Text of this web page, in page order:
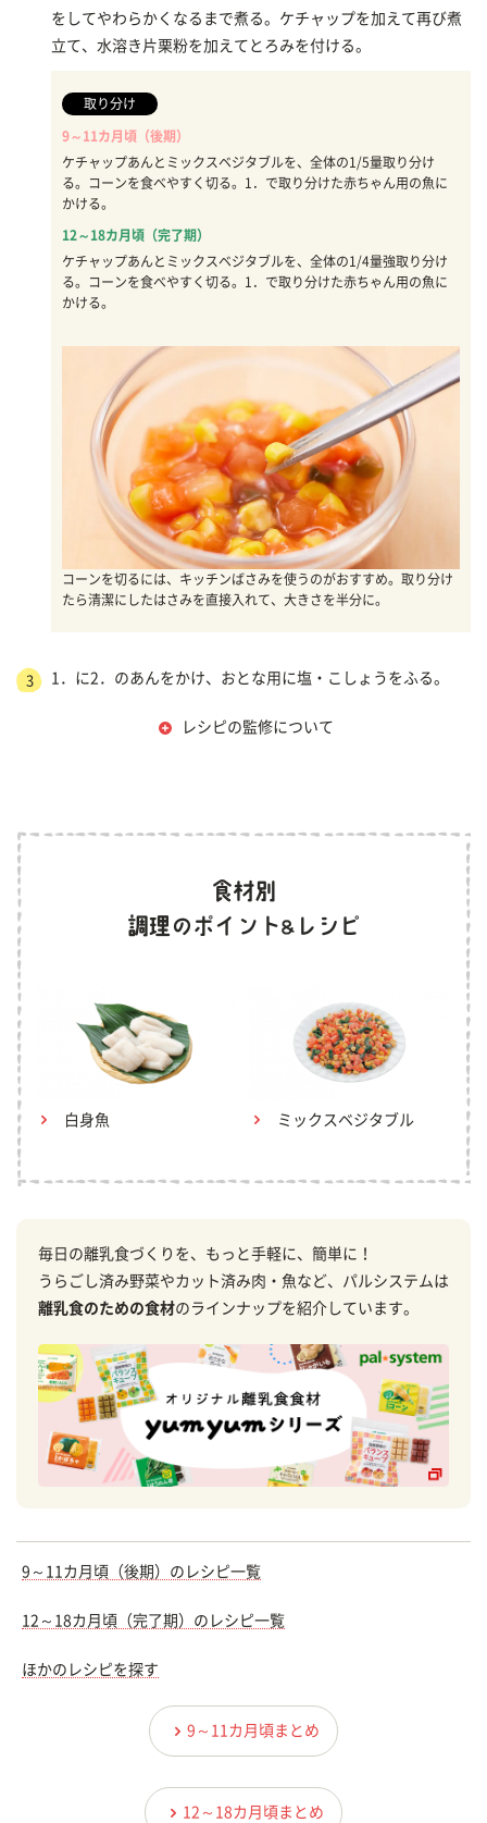
をしてやわらかくなるまで煮る。ケチャップを加えて再び煮
立て、水溶き片栗粉を加えてとろみを付ける。
取り分け
9～11カ月頃（後期）
ケチャップあんとミックスベジタブルを、全体の1/5量取り分け
る。コーンを食べやすく切る。1．で取り分けた赤ちゃん用の魚に
かける。
12～18カ月頃（完了期）
ケチャップあんとミックスベジタブルを、全体の1/4量強取り分け
る。コーンを食べやすく切る。1．で取り分けた赤ちゃん用の魚に
かける。
コーンを切るには、キッチンばさみを使うのがおすすめ。取り分け
たら清潔にしたはさみを直接入れて、大きさを半分に。
3 1．に2．のあんをかけ、おとな用に塩・こしょうをふる。
レシピの監修について
白身魚 ミックスベジタブル
毎日の離乳食づくりを、もっと手軽に、簡単に！
うらごし済み野菜やカット済み肉・魚など、パルシステムは
離乳食のための食材のラインナップを紹介しています。
9～11カ月頃（後期）のレシピ一覧
12～18カ月頃（完了期）のレシピ一覧
ほかのレシピを探す
9～11カ月頃まとめ
12～18カ月頃まとめ